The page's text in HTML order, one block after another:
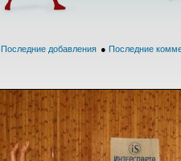
Последние добавления ● Последние